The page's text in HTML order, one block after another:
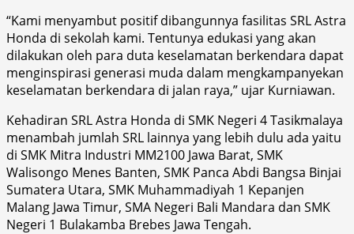
“Kami menyambut positif dibangunnya fasilitas SRL Astra
Honda di sekolah kami. Tentunya edukasi yang akan
dilakukan oleh para duta keselamatan berkendara dapat
menginspirasi generasi muda dalam mengkampanyekan
keselamatan berkendara di jalan raya,” ujar Kurniawan.
Kehadiran SRL Astra Honda di SMK Negeri 4 Tasikmalaya
menambah jumlah SRL lainnya yang lebih dulu ada yaitu
di SMK Mitra Industri MM2100 Jawa Barat, SMK
Walisongo Menes Banten, SMK Panca Abdi Bangsa Binjai
Sumatera Utara, SMK Muhammadiyah 1 Kepanjen
Malang Jawa Timur, SMA Negeri Bali Mandara dan SMK
Negeri 1 Bulakamba Brebes Jawa Tengah.